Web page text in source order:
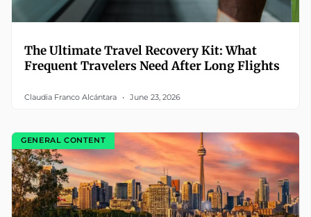
The Ultimate Travel Recovery Kit: What
Frequent Travelers Need After Long Flights
Claudia Franco Alcántara June 23, 2026
GENERAL CONTENT